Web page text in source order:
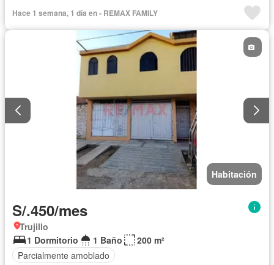
Hace 1 semana, 1 día en - REMAX FAMILY
Habitación
S/.450/mes
Trujillo
1 Dormitorio
1 Baño
200 m²
Parcialmente amoblado